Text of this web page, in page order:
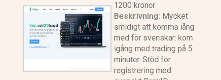
1200 kronor
Beskrivning: Mycket
smidigt att komma iång
med för svenskar: kom
igång med trading på 5
minuter. Stöd för
registrering med